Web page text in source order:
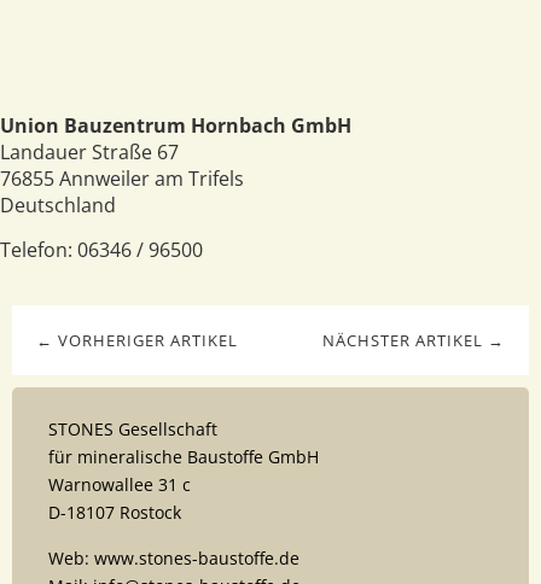
Union Bauzentrum Hornbach GmbH
Landauer Straße 67
76855Annweiler am Trifels
Deutschland
Telefon: 06346 / 96500
NÄCHSTER ARTIKEL →
← VORHERIGER ARTIKEL
STONES Gesellschaft
für mineralische Baustoffe GmbH
Warnowallee 31 c
D-18107 Rostock
Web: www.stones-baustoffe.de